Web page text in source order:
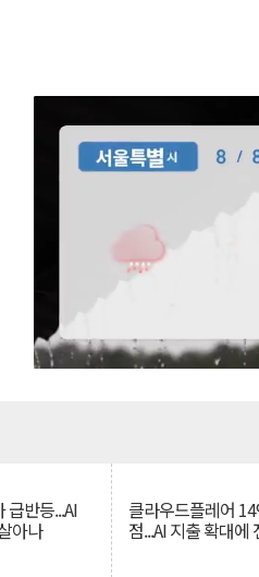
급반등...AI
아나
클라우드플레어
점...AI 지출 확대에